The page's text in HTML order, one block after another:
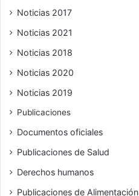
Noticias 2017
Noticias 2021
Noticias 2018
Noticias 2020
Noticias 2019
Publicaciones
Documentos oficiales
Publicaciones de Salud
Derechos humanos
Publicaciones de Alimentación